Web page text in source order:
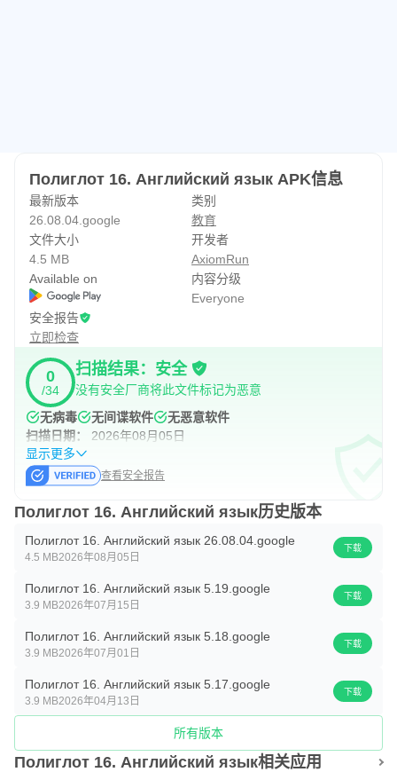
积分是怎么计算的？
程序会记住最后 100 个答案，正确答案的数量除以 100 再
乘以 5。
要获得 4.5 分，您需要在 100 题中正确回答 90 题。
太容易了？
然后在设置中打开增加的难度级别。该程序不会为您提供单
词选项，但会要求您从键盘输入一个句子。
考试
考试旨在巩固所学课程的知识。它也有利于更新知识。
每个选定的课程有 10 个任务。所有任务都被打乱并提供给
您以随机顺序完成。
该程序会记住考试中每节课的结果。考试结束时，给出总成
如果您第一次没有获得最高分，请不要沮丧。
这只是提醒在相应的课程中进行一些额外的练习。毕竟，这
分。
Полиглот 16. Английский язык APK信息
最新版本
26.08.04.google
类别
教育
文件大小
4.5 MB
开发者
AxiomRun
Available on
内容分级
Everyone
安全报告
立即检查
0
/34
扫描结果：安全
没有安全厂商将此文件标记为恶意
无病毒
无间谍软件
无恶意软件
扫描日期：
2026年08月05日
显示更多
查看安全报告
Полиглот 16. Английский язык历史版本
Полиглот 16. Английский язык 26.08.04.google
4.5 MB2026年08月05日
下载
Полиглот 16. Английский язык 5.19.google
3.9 MB2026年07月15日
下载
Полиглот 16. Английский язык 5.18.google
3.9 MB2026年07月01日
下载
Полиглот 16. Английский язык 5.17.google
3.9 MB2026年04月13日
下载
所有版本
Полиглот 16. Английский язык相关应用